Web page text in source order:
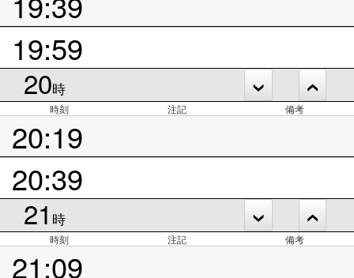
19:59
20時
時刻 注記 備考
20:19
20:39
21 時
時刻 注記 備考
21:09